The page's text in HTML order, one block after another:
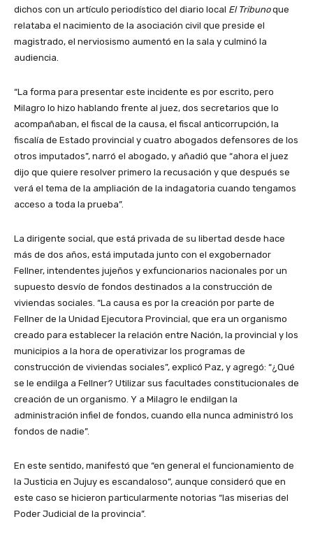
dichos con un artículo periodístico del diario local El Tribunoque
relataba el nacimiento de la asociación civil que preside el
magistrado, el nerviosismo aumentó en la sala y culminó la
audiencia.
“La forma para presentar este incidente es por escrito, pero
Milagro lo hizo hablando frente al juez, dos secretarios que lo
acompañaban, el fiscal de la causa, el fiscal anticorrupción, la
fiscalía de Estado provincial y cuatro abogados defensores de los
otros imputados”, narró el abogado, y añadió que “ahora el juez
dijo que quiere resolver primero la recusación y que después se
verá el tema de la ampliación de la indagatoria cuando tengamos
acceso a toda la prueba”.
La dirigente social, que está privada de su libertad desde hace
más de dos años, está imputada junto con el exgobernador
Fellner, intendentes jujeños y exfuncionarios nacionales por un
supuesto desvío de fondos destinados a la construcción de
viviendas sociales. “La causa es por la creación por parte de
Fellner de la Unidad Ejecutora Provincial, que era un organismo
creado para establecer la relación entre Nación, la provincial y los
municipios a la hora de operativizar los programas de
construcción de viviendas sociales”, explicó Paz, y agregó: “¿Qué
se le endilga a Fellner? Utilizar sus facultades constitucionales de
creación de un organismo. Y a Milagro le endilgan la
administración infiel de fondos, cuando ella nunca administró los
fondos de nadie”.
En este sentido, manifestó que “en general el funcionamiento de
la Justicia en Jujuy es escandaloso”, aunque consideró que en
este caso se hicieron particularmente notorias “las miserias del
Poder Judicial de la provincia”.